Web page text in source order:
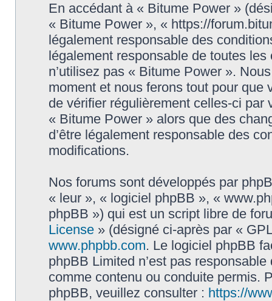
En accédant à « Bitume Power »
« Bitume Power », « https://
légalement responsable des
légalement responsable de toutes
n’utilisez pas « Bitume Power ».
moment et nous ferons tout pour que
de vérifier régulièrement celles-ci par
« Bitume Power » alors que des
d’être légalement responsable des
modifications.
Nos forums sont développés par
« leur », « logiciel phpBB », «
phpBB ») qui est un script libre de
License » (désigné ci-après par «
www.phpbb.com. Le logiciel phpBB
phpBB Limited n’est pas
comme contenu ou conduite permis.
phpBB, veuillez consulter : https://